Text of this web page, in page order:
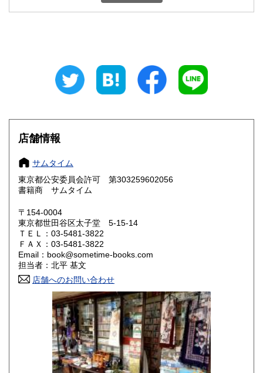
600円 三重県
大阪府
奈良県
鳥取県 600円 島根県
岡山県
山口県 600円
香川県 愛媛県
高知県 600円
600円 長崎県
600円 大分県
600円 鹿児島県
店舗情報
サムタイム
東京都公安委員会許可 第303259602056
書籍商 サムタイム
〒154-0004
東京都世田谷区太子堂 5-15-14
ＴＥＬ：03-5481-3822
ＦＡＸ：03-5481-3822
Email：book@sometime-books.com
担当者：北平 基文
店舗へのお問い合わせ